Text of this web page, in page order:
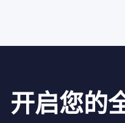
开启您的